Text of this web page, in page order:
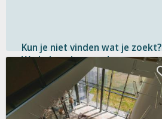
Kun je niet vinden wat je zoekt?
We helpen je graag!
Gratis
en vrijblijvend
Binnen 1 uurantwoord
Persoonlijke hulp